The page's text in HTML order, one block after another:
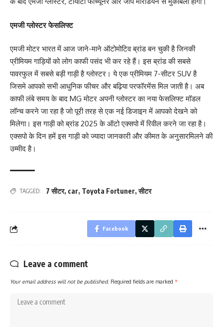
एमजी ग्लोस्टर फेसलिफ्ट
एमजी मोटर भारत में आज जाने-माने ऑटोमोटिव ब्रांड बन चुकी है जिनकी
प्रीमियम गाड़ियों को लोग काफी पसंद भी कर रहे हैं। इस ब्रांड की सबसे
पावरफुल में सबसे बड़ी गाड़ी है ग्लोस्टर। ये एक प्रीमियम 7-सीटर SUV है
जिसमे आपको सभी आधुनिक फीचर और बढ़िया परफॉरमेंस मिल जाती है। अब
काफी लंबे समय के बाद MG मोटर अपनी ग्लोस्टर का नया फेसलिफ्ट मॉडल
लॉन्च करने जा रहा है जो पूरी तरह से एक नई डिजाइन में आपको देखने को
मिलेगा। इस गाड़ी को ब्रांड 2025 के ऑटो एक्सपो में रिवील करने जा रहा है।
एक्सपो के दिन हमें इस गाड़ी को ज्यादा जानकारी और कीमत के अनुसारमिलने की
उम्मीद है।
TAGGED: 7 सीटर, car, Toyota Fortuner,सीटर
Facebook
Leave a comment
Your email address will not be published. Required fields are marked *